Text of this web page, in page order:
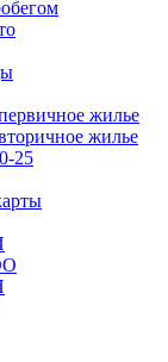
жилье
жилье
25